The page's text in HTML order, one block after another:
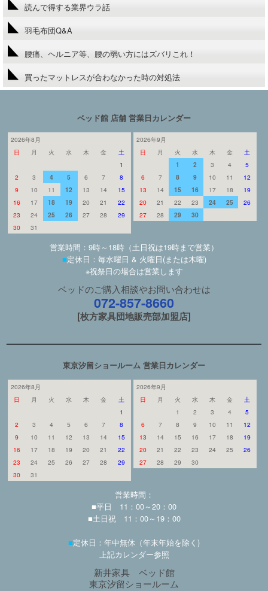
読んで得する業界ウラ話
羽毛布団Q&A
腰痛、ヘルニア等、腰の弱い方にはズバリこれ！
買ったマットレスが合わなかった時の対処法
ベッド館 店舗 営業日カレンダー
2026年8月
日
月 火 水 木 金
土
1
2
3 4 5 6 7
8
9
10 11 12 13 14
15
16
17 18 19 20 21
22
23
24 25 26 27 28
29
30
31
2026年9月
日
月 火 水 木 金
土
1
2 3 4
5
6
7 8 9 10 11
12
13
14 15 16 17 18
19
20
21 22 23 24 25
26
27
28 29 30
営業時間：9時～18時（土日祝は19時まで営業）
■定休日：毎水曜日 & 火曜日(または木曜)
※祝祭日の場合は営業します
ベッドのご購入相談やお問い合わせは
072-857-8660
[枚方家具団地販売部加盟店]
東京汐留ショールーム 営業日カレンダー
2026年8月
日
月 火 水 木 金
土
1
2
3 4 5 6 7
8
9
10 11 12 13 14
15
16
17 18 19 20 21
22
23
24 25 26 27 28
29
30
31
2026年9月
日
月 火 水 木 金
土
1
2 3 4
5
6
7 8 9 10 11
12
13
14 15 16 17 18
19
20
21 22 23 24 25
26
27
28 29 30
営業時間：
■平日 11：00～20：00
■土日祝 11：00～19：00
■定休日：年中無休（年末年始を除く)
上記カレンダー参照
新井家具 ベッド館
東京汐留ショールーム